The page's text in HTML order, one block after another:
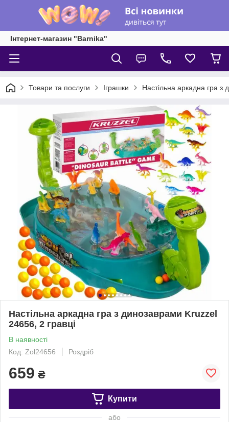
Інтернет-магазин "Barnika"
Товари та послуги Іграшки Настільна аркадна гра з
Настільна аркадна гра з динозаврами Kruzzel
24656, 2 гравці
В наявності
Код: Zol24656
Роздріб
659 ₴
Купити
або